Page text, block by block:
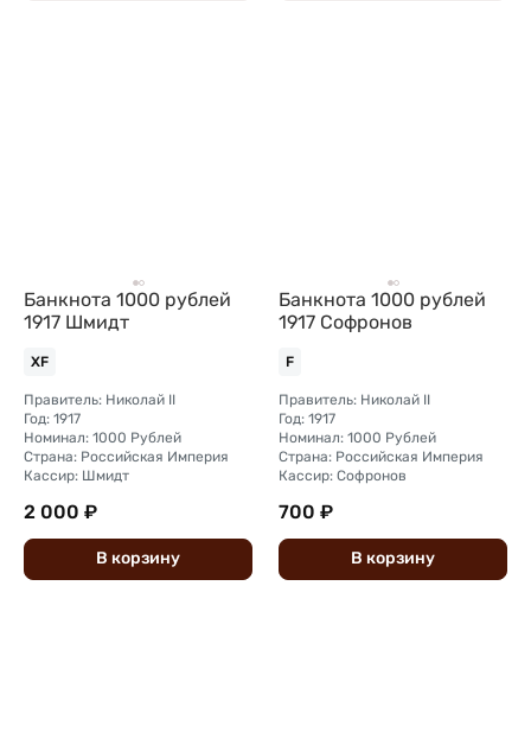
Банкнота 1000 рублей
1917 Шмидт
XF
Правитель: Николай II
Год: 1917
Номинал: 1000 Рублей
Страна: Российская Империя
Кассир: Шмидт
2 000 ₽
В корзину
Банкнота 1000 рублей
1917 Софронов
F
Правитель: Николай II
Год: 1917
Номинал: 1000 Рублей
Страна: Российская Империя
Кассир: Софронов
700 ₽
В корзину